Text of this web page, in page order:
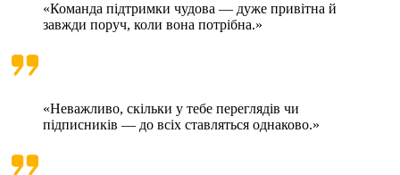
«Команда підтримки чудова — дуже привітна й
завжди поруч, коли вона потрібна.»
«Неважливо, скільки у тебе переглядів чи
підписників — до всіх ставляться однаково.»